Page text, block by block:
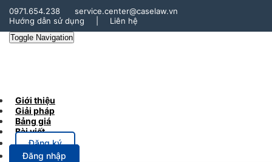
0971.654.238
service.center@caselaw.vn
Hướng dẫn sử dụng
Liên hệ
Toggle Navigation
Giới thiệu
Giải pháp
Bảng giá
Bài viết
Đăng ký
Đăng nhập